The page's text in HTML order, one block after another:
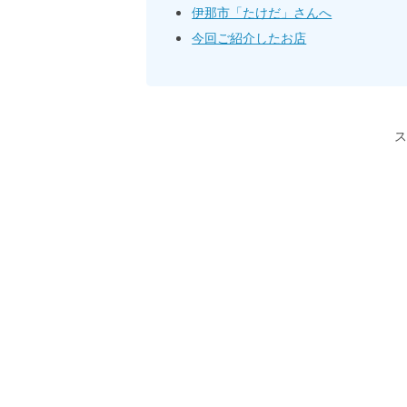
伊那市「たけだ」さんへ
今回ご紹介したお店